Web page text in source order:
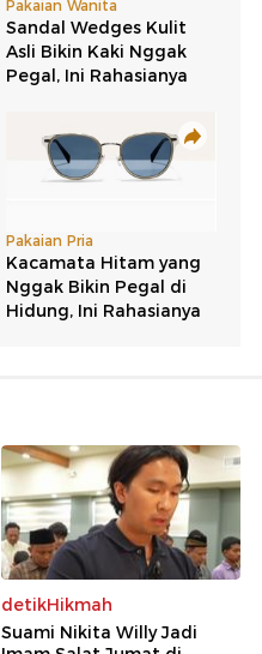
detikHikmah
Suami Nikita Willy Jadi